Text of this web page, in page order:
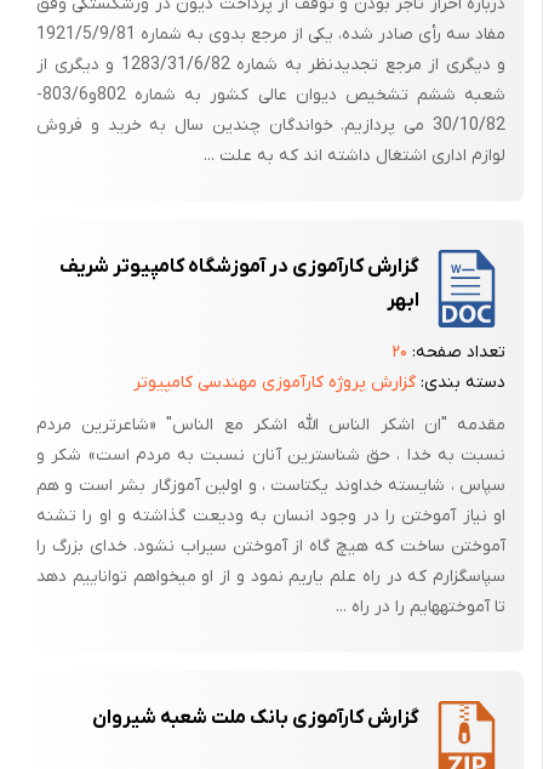
- چک بانکی عهده سایر بانکها، در صورتی توسط شعب بانک صادر می شود که
ذینفع، در بانک پرداخت کننده وجه دارای شماره حساب باشد. چک مزبور در
وجه بانک مورد نظر و جهت واریز به شماره حساب درخواست شده توسط
متقاضی، صادر می گردد.
نحوه صدور چک بانکی :
واریز نقدی را تکمیل و وجه موردنظر و کارمزد متعلقه را به صندوق شعبه
واریز نموده و نسخه مربوطه را در اختیار متصدی امور بانکی قرار دهد.
در صورتیکه متقاضی وجه چک بانکی را از حساب خود در شعبه پرداخت نماید،
کارمزدی به آن تعلق نمی گیرد.
چنانچه مشتری وجه را نقدا نیز پرداخت نماید کارمزدی از مشتری اخذ نمی گردد.
- فرم تکمیل شده فوق، توسط متصدی امور بانکی شعبه کنترل می گردد.
- معاون خدمات بانکی شعبه ، پس از کنترلهای لازم و تحریر چک آن را در قبال
اخذ رسید از متقاضی، تسلیم وی می نماید.
پرداخت وجه چکهای بانکی عهده بانک صنعت ومعدن :
- کسب احراز هویت متقاضی با مدارک معتبری از قبیل، شناسنامه یا گواهینامه
رانندگی یا گذرنامه و یا کارت ملی.
مفاد سه رأی صادر شده، یکی از مرجع بدوی به شماره 1921/5/9/81
و دیگری از مرجع تجدیدنظر به شماره 1283/31/6/82 و دیگری از
شعبه ششم تشخیص دیوان عالی کشور به شماره 802و803/6-
30/10/82 می پردازیم. خواندگان چندین سال به خرید و فروش
لوازم اداری اشتغال داشته اند که به علت ...
گزارش کارآموزی در آموزشگاه کامپیوتر شریف
ابهر
تعداد صفحه: ۲۰
دسته بندی: گزارش پروژه کارآموزی مهندسی کامپیوتر
مقدمه "ان اشکر الناس الله اشکر مع الناس" «شاعرترین مردم
نسبت به خدا ، حق شناسترین آنان نسبت به مردم است» شکر و
سپاس ، شایسته خداوند یکتاست ، و اولین آموزگار بشر است و هم
او نیاز آموختن را در وجود انسان به ودیعت گذاشته و او را تشنه
آموختن ساخت که هیچ گاه از آموختن سیراب نشود. خدای بزرگ را
سپاسگزارم که در راه علم یاریم نمود و از او می‎خواهم تواناییم دهد
تا آموخته‎هایم را در راه ...
گزارش کارآموزی بانک ملت شعبه شیروان